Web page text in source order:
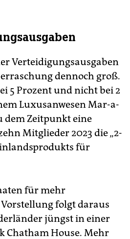
Verteidigungsausgaben
dennoch groß.
5 Prozent und nicht bei 2
Luxusanwesen Mar-a-
dem Zeitpunkt eine
Mitglieder 2023 die „2-
für
für mehr
folgt daraus
jüngst in einer
Chatham House. Mehr